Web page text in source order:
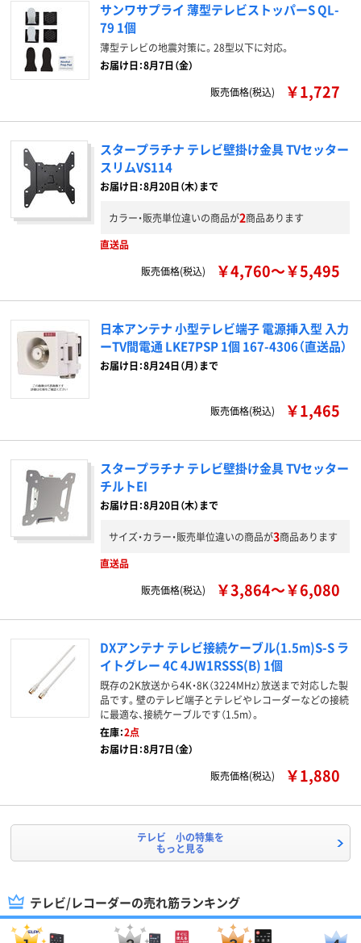
サンワサプライ 薄型テレビストッパーS QL-
79 1個
薄型テレビの地震対策に。28型以下に対応。
お届け日：8月7日（金）
販売価格(税込)
￥1,727
スタープラチナ テレビ壁掛け金具 TVセッター
スリムVS114
お届け日：8月20日（木）まで
カラー・販売単位違いの商品が2商品あります
直送品
販売価格(税込)
￥4,760～￥5,495
日本アンテナ 小型テレビ端子 電源挿入型 入力
ーTV間電通 LKE7PSP 1個 167-4306（直送品）
お届け日：8月24日（月）まで
販売価格(税込) ￥1,465
スタープラチナ テレビ壁掛け金具 TVセッター
チルトEI
お届け日：8月20日（木）まで
サイズ・カラー・販売単位違いの商品が3商品あります
直送品
販売価格(税込)
￥3,864～￥6,080
DXアンテナ テレビ接続ケーブル(1.5m)S-S ラ
イトグレー 4C 4JW1RSSS(B) 1個
既存の2K放送から4K・8K（3224MHz）放送まで対応した製
品です。壁のテレビ端子とテレビやレコーダーなどの接続
に最適な、接続ケーブルです（1.5m）。
在庫：2点
お届け日：8月7日（金）
販売価格(税込)
￥1,880
テレビ 小の特集を
もっと見る
テレビ/レコーダーの売れ筋ランキング